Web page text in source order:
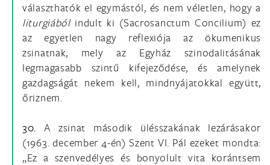
választhatók el egymástól, és nem véletlen, hogy a
liturgiából indult ki (Sacrosanctum Concilium) ez
az egyetlen nagy reflexiója az ökumenikus
zsinatnak, mely az Egyház szinodalitásának
legmagasabb szintű kifejeződése, és amelynek
gazdagságát nekem kell, mindnyájatokkal együtt,
őriznem.
30. A zsinat második ülésszakának lezárásakor
(1963. december 4-én) Szent VI. Pál ezeket mondta:
„Ez a szenvedélyes és bonyolult vita korántsem